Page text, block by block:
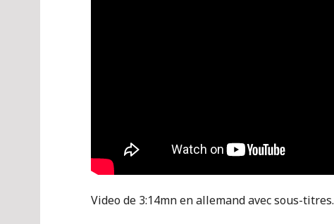
Video de 3:14mn en allemand avec sous-titres.